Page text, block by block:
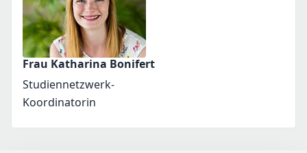
Frau Katharina Bonifert
Studiennetzwerk-
Koordinatorin